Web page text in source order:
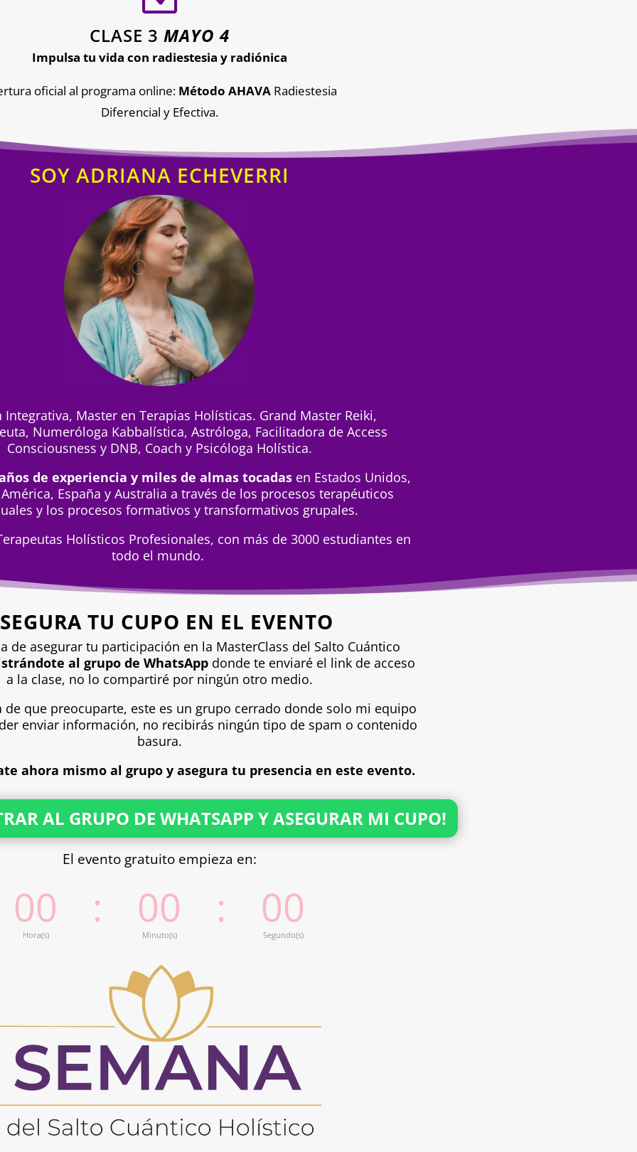
CLASE 3 MAYO 4
Impulsa tu vida con radiestesia y radiónica
oficial al programa online: Método AHAVA Radiestesia
Diferencial y Efectiva.
SOY ADRIANA ECHEVERRI
Integrativa, Master en Terapias Holísticas. Grand Master Reiki,
Numeróloga Kabbalística, Astróloga, Facilitadora de Access
Consciousness y DNB, Coach y Psicóloga Holística.
de experiencia y miles de almas tocadas en Estados Unidos,
España y Australia a través de los procesos terapéuticos
y los procesos formativos y transformativos grupales.
Holísticos Profesionales, con más de 3000 estudiantes en
todo el mundo.
TU CUPO EN EL EVENTO
de asegurar tu participación en la MasterClass del Salto Cuántico
al grupo de WhatsApp donde te enviaré el link de acceso
a la clase, no lo compartiré por ningún otro medio.
de que preocuparte, este es un grupo cerrado donde solo mi equipo
enviar información, no recibirás ningún tipo de spam o contenido
basura.
ahora mismo al grupo y asegura tu presencia en este evento.
AL GRUPO DE WHATSAPP Y ASEGURAR MI CUPO!
El evento gratuito empieza en:
00
Hora(s)
: 00
Minuto(s)
: 00
Segundo(s)